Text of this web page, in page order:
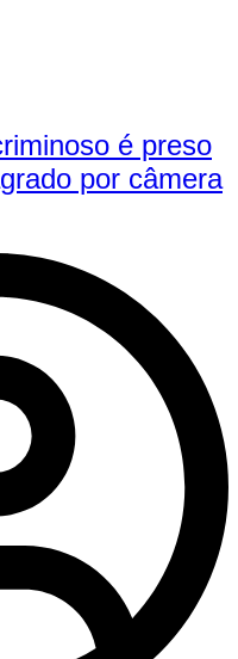
é preso
por câmera